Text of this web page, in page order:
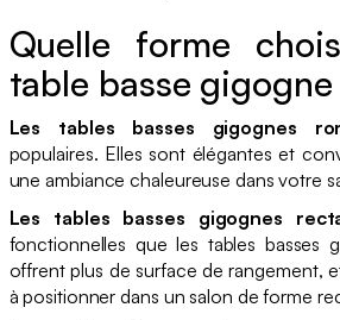
Quelle forme
table basse gigogne
Les tables basses gigognes
populaires. Elles sont élégantes et
une ambiance chaleureuse dans votre
Les tables basses gigognes
fonctionnelles que les tables basses
offrent plus de surface de rangement,
à positionner dans un salon de forme